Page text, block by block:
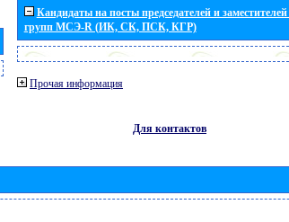
Кандидаты на посты председателей и заместителей
групп МСЭ-R (ИК, СК, ПСК, КГР)
Прочая информация
Для контактов